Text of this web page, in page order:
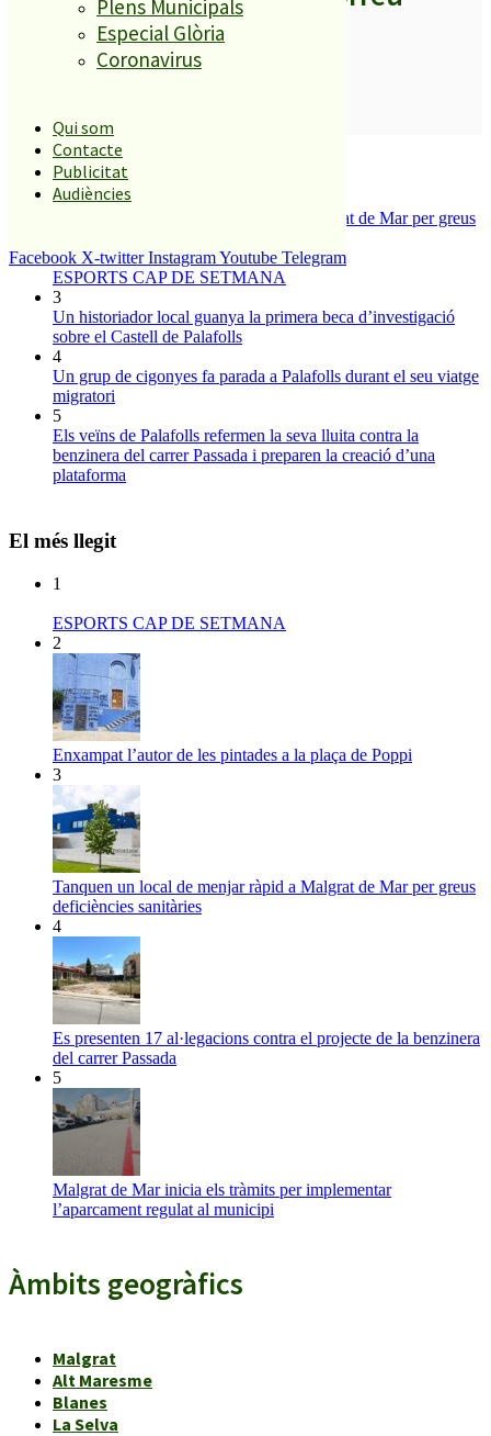
Plens Municipals
Especial Glòria
Coronavirus
Qui som
Contacte
Publicitat
Audiències
Facebook X-twitter InstagramYoutube Telegram
SUBSCRIURE’M
És tendència ara
1
Tanquen un local de menjar ràpid a Malgrat de Mar per greus
2
ESPORTS CAP DE SETMANA
3
Un historiador local guanya la primera beca d’investigació
sobre el Castell de Palafolls
4
Un grup de cigonyes fa parada a Palafolls durant el seu viatge
migratori
5
Els veïns de Palafolls refermen la seva lluita contra la
benzinera del carrer Passada i preparen la creació d’una
plataforma
El més llegit
1
ESPORTS CAP DE SETMANA
2
Enxampat l’autor de les pintades a la plaça de Poppi
3
Tanquen un local de menjar ràpid a Malgrat de Mar per greus
deficiències sanitàries
4
Es presenten 17 al·legacions contra el projecte de la benzinera
del carrer Passada
5
Malgrat de Mar inicia els tràmits per implementar
l’aparcament regulat al municipi
Àmbits geogràfics
Malgrat
Alt Maresme
Blanes
La Selva